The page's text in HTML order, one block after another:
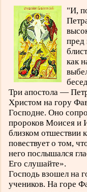
"И,
пред
как
Три апостола —
Христом на гору
Господне. Оно
пророков Моисея и
близком отшествии
повествует о том,
него послышался
Его слушайте».
Господь взошел на
учеников. На горе